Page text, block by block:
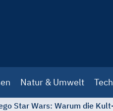
Natur & Umwelt
Star Wars: Warum die